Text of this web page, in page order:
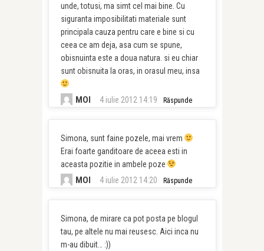
unde, totusi, ma simt cel mai bine. Cu
siguranta imposibilitati materiale sunt
principala cauza pentru care e bine si cu
ceea ce am deja, asa cum se spune,
obisnuinta este a doua natura. si eu chiar
sunt obisnuita la oras, in orasul meu, insa
MOI 4 iulie 2012 14:19 Răspunde
Simona, sunt faine pozele, mai vrem
Erai foarte ganditoare de aceea esti in
aceasta pozitie in ambele poze
MOI 4 iulie 2012 14:20 Răspunde
Simona, de mirare ca pot posta pe blogul
tau, pe altele nu mai reusesc. Aici inca nu
m-au dibuit… :))